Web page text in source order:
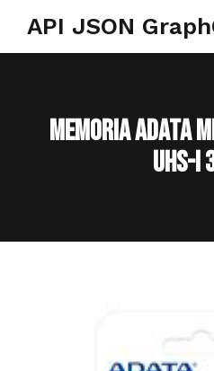
API JSON
MEMORIA ADATA
UHS-I